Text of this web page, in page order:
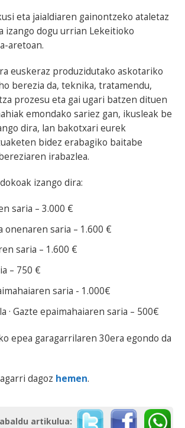
eta jaialdiaren gainontzeko ataletaz
izango dogu urrian Lekeitioko
aretoan.
euskeraz produzidutako askotariko
berezia da, teknika, tratamendu,
prozesu eta gai ugari batzen dituen
emondako sariez gan, ikusleak be
dira, lan bakotxari eurek
bidez erabagiko baitabe
irabazlea.
izango dira:
saria – 3.000 €
onenaren saria – 1.600 €
saria – 1.600 €
– 750 €
saria - 1.000€
· Gazte epaimahaiaren saria – 500€
epea garagarrilaren 30era egondo da
dagoz hemen.
artikulua: